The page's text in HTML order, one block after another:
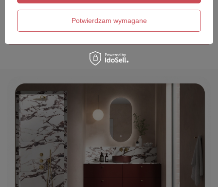
Wyślij opinię
Potwierdzam wymagane